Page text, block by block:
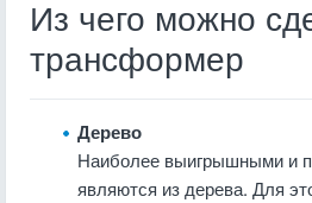
Из чего можно
трансформер
Дерево
Наиболее выигрышными и
являются из дерева. Для